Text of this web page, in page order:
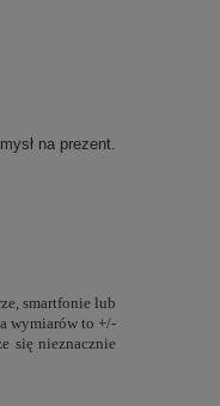
na prezent.
smartfonie lub
wymiarów to +/-
się nieznacznie